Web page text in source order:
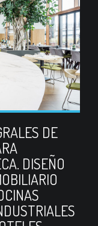
DE
DISEÑO